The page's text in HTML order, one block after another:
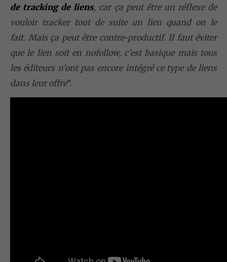
de tracking de liens, car ça peut être un réflexe de
vouloir tracker tout de suite un lien quand on le
fait. Mais ça peut être contre-productif. Il faut éviter
que le lien soit en nofollow, c’est basique mais tous
les éditeurs n’ont pas encore intégré ce type de liens
dans leur offre”.